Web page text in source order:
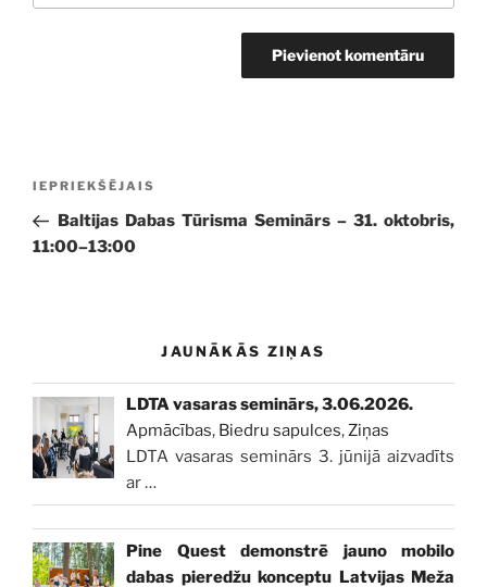
Iepriekšējā
ziņa:
IEPRIEKŠĒJAIS
Baltijas Dabas Tūrisma Seminārs – 31. oktobris,
11:00–13:00
JAUNĀKĀS ZIŅAS
LDTA vasaras seminārs, 3.06.2026.
Apmācības, Biedru sapulces,Ziņas
LDTA vasaras seminārs 3. jūnijā aizvadīts
ar…
Pine Quest demonstrē jauno mobilo
dabas pieredžu konceptu Latvijas Meža